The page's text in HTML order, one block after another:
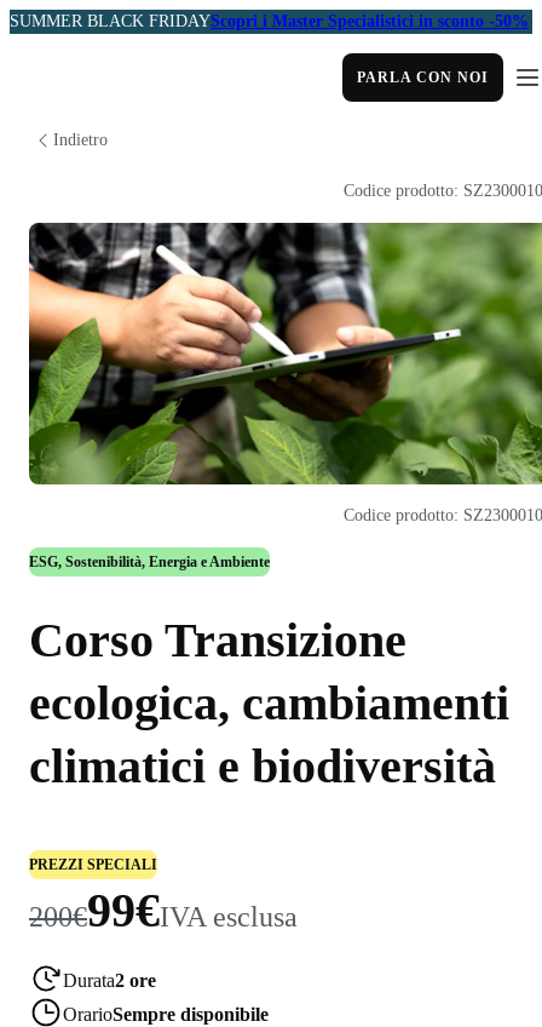
SUMMER BLACK FRIDAYScopri i Master Specialistici in sconto -50%
PARLA CON NOI
Indietro
ESG, Sostenibilità, Energia e Ambiente
Corso Transizione
ecologica, cambiamenti
climatici e biodiversità
PREZZI SPECIALI
200€99€IVA esclusa
Durata2 ore
OrarioSempre disponibile
Codice prodotto:
Codice prodotto: